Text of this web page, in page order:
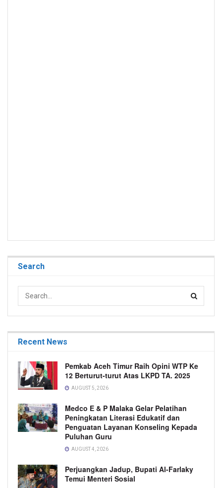
Search
Recent News
Pemkab Aceh Timur Raih Opini WTP Ke
12 Berturut-turut Atas LKPD TA. 2025
AUGUST 5, 2026
Medco E & P Malaka Gelar Pelatihan
Peningkatan Literasi Edukatif dan
Penguatan Layanan Konseling Kepada
Puluhan Guru
AUGUST 4, 2026
Perjuangkan Jadup, Bupati Al-Farlaky
Temui Menteri Sosial